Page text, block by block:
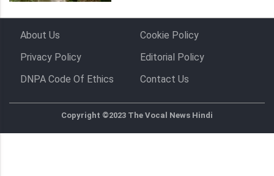
About Us
Cookie Policy
Privacy Policy
Editorial Policy
DNPA Code Of Ethics
Contact Us
Copyright ©2023 The Vocal News Hindi